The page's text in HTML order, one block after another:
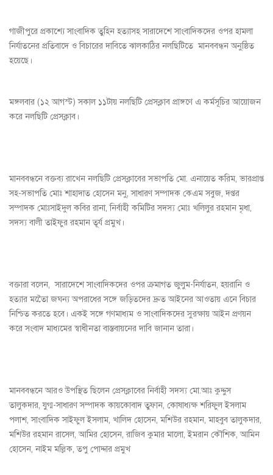
গাজীপুরে প্রকাশ্যে সাংবাদিক তুহিন হত্যাসহ সারাদেশে সাংবাদিকদের ওপর হামলা
নির্যাতনের প্রতিবাদে ও বিচারের দাবিতে ঝালকাঠির নলছিটিতে মানববন্ধন অনুষ্ঠিত
হয়েছে।
মঙ্গলবার (১২ আগস্ট) সকাল ১১টায় নলছিটি প্রেসক্লাব প্রাঙ্গণে এ কর্মসূচির আয়োজন
করে নলছিটি প্রেসক্লাব।
মানববন্ধনে বক্তব্য রাখেন নলছিটি প্রেসক্লাবের সভাপতি মো. এনায়েত করিম, ভারপ্রাপ্ত
সহ-সভাপতি মোঃ শাহাদাত হোসেন মনু, সাধারণ সম্পাদক কেএম সবুজ, দপ্তর
সম্পাদক মোঃসাইদুল কবির রানা, নির্বাহী কমিটির সদস্য মোঃ খলিলুর রহমান মৃধা,
সদস্য বালী তাইফুর রহমান তূর্য প্রমুখ।
বক্তারা বলেন, সারাদেশে সাংবাদিকদের ওপর ক্রমাগত জুলুম-নির্যাতন, হয়রানি ও
হত্যার মতোৈ জঘন্য অপরাধের সঙ্গে জড়িতদের দ্রুত আইনের আওতায় এনে বিচার
নিশ্চিত করতে হবে। একই সঙ্গে গণমাধ্যম ও সাংবাদিকদের সুরক্ষায় আইন প্রণয়ন
করে সংবাদ মাধ্যমের স্বাধীনতা বাস্তবায়নের দাবি জানান তারা।
মানববন্ধনে আরও উপস্থিত ছিলেন প্রেসক্লাবের নির্বাহী সদস্য মো.আঃ কুদ্দুস
তালুকদার, যুগ্ম-সাধারণ সম্পাদক কায়কোবাদ তুফান, কোষাধ্যক্ষ শরিফুল ইসলাম
পলাশ, সাংবাদিক সাইফুল ইসলাম, খালিদ হোসেন, মশিউর রহমান, মাহবুব তালুকদার,
মশিউর রহমান রাসেল, আমির হোসেন, রাজিব কুমার মালো, ইমরান কৌশিক, আমিন
হোসেন, নাইম মল্লিক, তপু পোদ্দার প্রমুখ